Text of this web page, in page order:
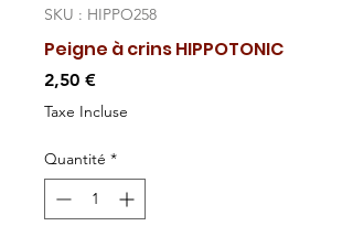
SKU : HIPPO258
Peigne à crins HIPPOTONIC
2,50 €Prix
Taxe Incluse
Quantité *